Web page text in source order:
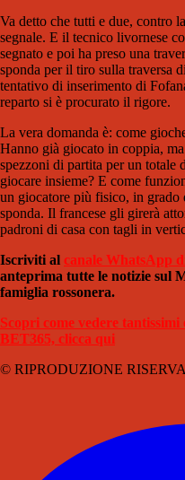
Va detto che tutti e due, contro
segnale. E il tecnico livornese
segnato e poi ha preso una
sponda per il tiro sulla traversa
tentativo di inserimento di
reparto si è procurato il rigore.
La vera domanda è: come
Hanno già giocato in coppia,
spezzoni di partita per un totale
giocare insieme? E come
un giocatore più fisico, in grado
sponda. Il francese gli girerà
padroni di casa con tagli in
Iscriviti al canale WhatsApp
anteprima tutte le notizie sul
famiglia rossonera.
Scopri come vedere
BET365, clicca qui
© RIPRODUZIONE